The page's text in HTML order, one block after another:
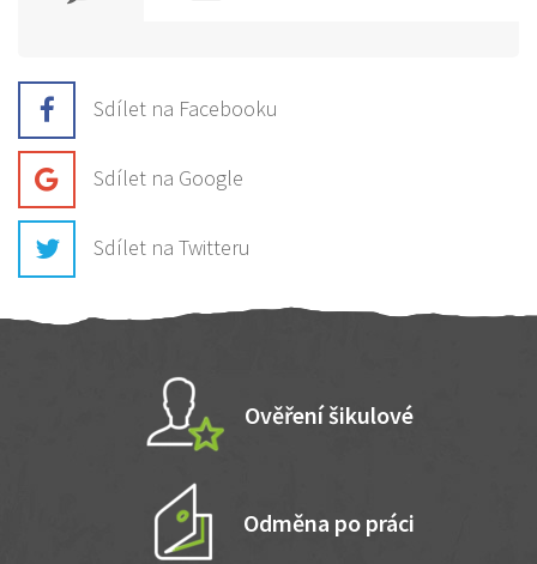
Sdílet na Facebooku
Sdílet na Google
Sdílet na Twitteru
Ověření šikulové
Odměna po práci